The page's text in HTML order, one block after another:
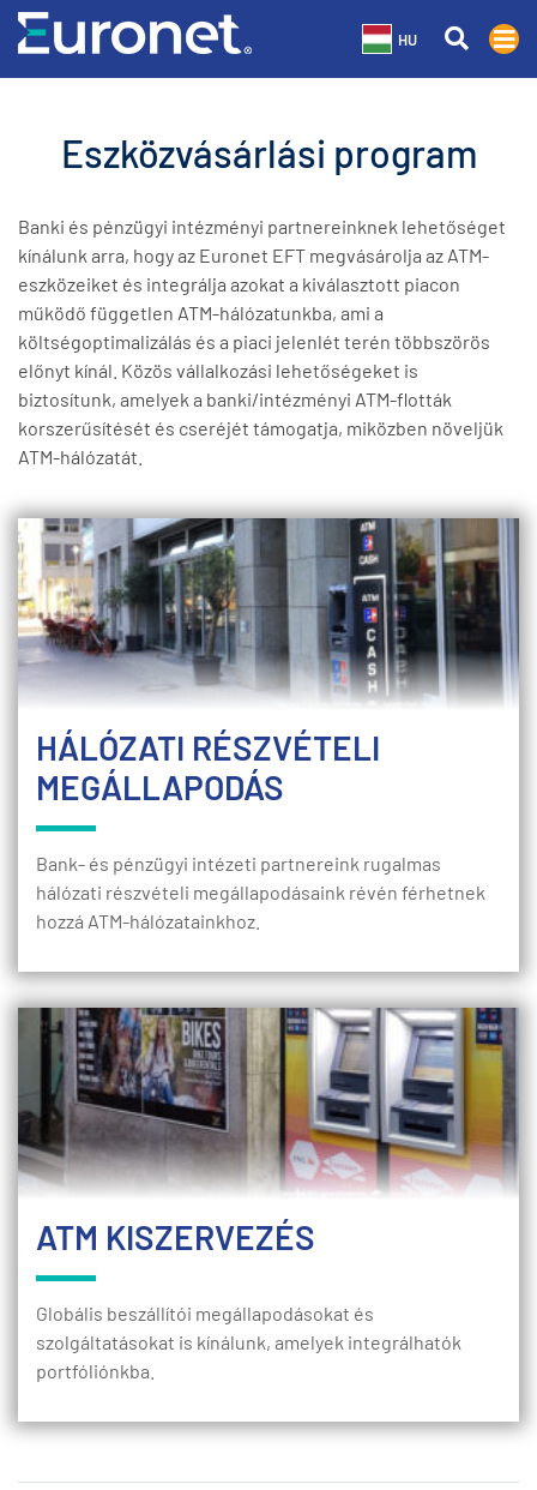
HU
Eszközvásárlási program
Banki és pénzügyi intézményi partnereinknek lehetőséget
kínálunk arra, hogy az Euronet EFT megvásárolja az ATM-
eszközeiket és integrálja azokat a kiválasztott piacon
működő független ATM-hálózatunkba, ami a
költségoptimalizálás és a piaci jelenlét terén többszörös
előnyt kínál. Közös vállalkozási lehetőségeket is
biztosítunk, amelyek a banki/intézményi ATM-flották
korszerűsítését és cseréjét támogatja, miközben növeljük
ATM-hálózatát.
HÁLÓZATI RÉSZVÉTELI
MEGÁLLAPODÁS
Bank- és pénzügyi intézeti partnereink rugalmas
hálózati részvételi megállapodásaink révén férhetnek
hozzá ATM-hálózatainkhoz.
ATM KISZERVEZÉS
Globális beszállítói megállapodásokat és
szolgáltatásokat is kínálunk, amelyek integrálhatók
portfóliónkba.